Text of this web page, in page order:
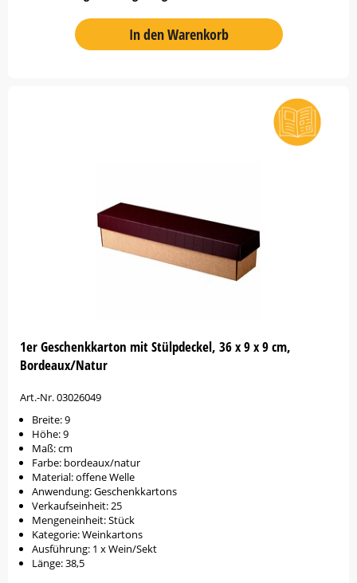
In den Warenkorb
1er Geschenkkarton mit Stülpdeckel, 36 x 9 x 9 cm,
Bordeaux/Natur
Art.-Nr. 03026049
Breite: 9
Höhe: 9
Maß: cm
Farbe: bordeaux/natur
Material: offene Welle
Anwendung: Geschenkkartons
Verkaufseinheit: 25
Mengeneinheit: Stück
Kategorie: Weinkartons
Ausführung: 1 x Wein/Sekt
Länge: 38,5